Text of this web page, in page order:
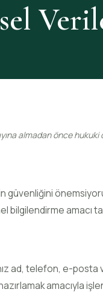
almadan önce hukuki
güvenliğini
bilgilendirme amacı
ad, telefon, e-
amacıyla